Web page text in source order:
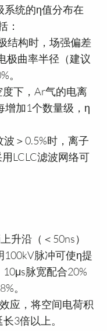
系统的η值分布在
：
结构时，场强偏差
极曲率半径（建议
。
度下，Ar气的电离
增加1个数量级，η
＞0.5%时，离子
LCLC滤波网络可
升沿（＜50ns）
100kV脉冲可使η提
脉宽配合20%
。
应，将空间电荷积
3倍以上。